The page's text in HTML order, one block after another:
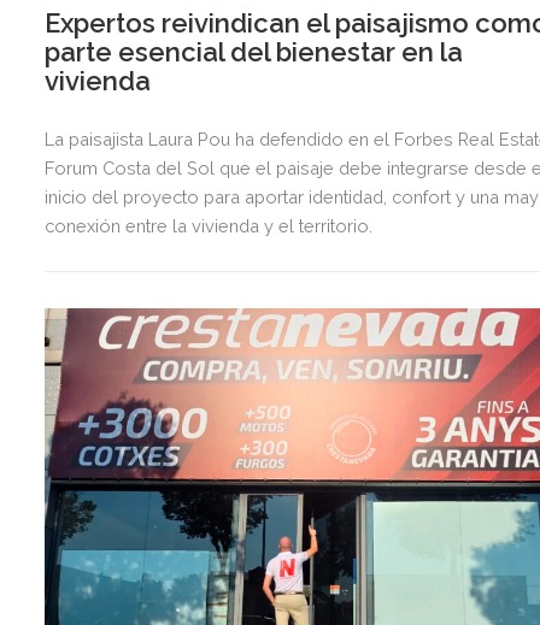
Expertos reivindican el paisajismo
parte esencial del bienestar en la
vivienda
La paisajista Laura Pou ha defendido en el Forbes Real
Forum Costa del Sol que el paisaje debe integrarse desde
inicio del proyecto para aportar identidad, confort y una
conexión entre la vivienda y el territorio.